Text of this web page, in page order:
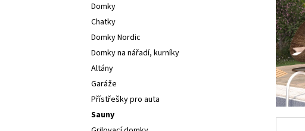
Domky
Chatky
Domky Nordic
Domky na nářadí, kurníky
Altány
Garáže
Přístřešky pro auta
Sauny
DĚTSKÉ HŘIŠTĚ SOFIA
DĚTSKÝ